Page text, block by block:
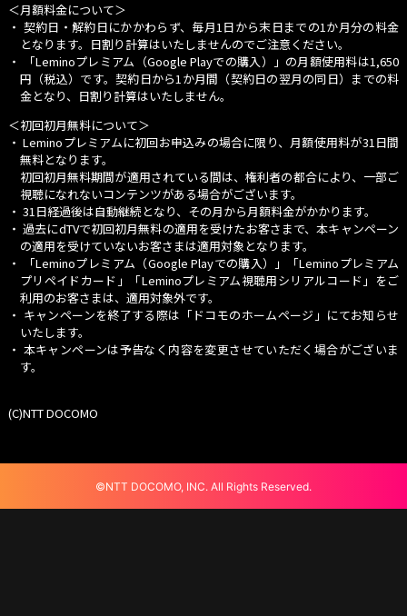
的のために利用するほか、今後の商品開発・サービス向上およびキ
ャンペーン実施の検討の目的で、当該目的に必要な範囲に限り利用
する場合があります。
なお、当社は、応募者の個人情報の流出・漏えいの防止、そのほか
し、法令などに基づく正当な理由がある場合を除き、応募者の同意
なしに目的外での利用および第三者（業務委託先を除く）への提供
はいたしません。
■ その他
本キャンペーンは株式会社NTTドコモが独自に行うもので、米Apple
とは一切関係がありません。
＜月額料金について＞
・ 契約日・解約日にかかわらず、毎月1日から末日までの1か月分の料金
となります。日割り計算はいたしませんのでご注意ください。
・
「Leminoプレミアム（Google Playでの購入）」 の月額使用料は1,650
円（税込）です。契約日から1か月間（契約日の翌月の同日）までの料
金となり、日割り計算はいたしません。
＜初回初月無料について＞
・ Leminoプレミアムに初回お申込みの場合に限り、月額使用料が31日間
無料となります。
初回初月無料期間が適用されている間は、権利者の都合により、一部ご
視聴になれないコンテンツがある場合がございます。
・ 31日経過後は自動継続となり、その月から月額料金がかかります。
・ 過去にdTVで初回初月無料の適用を受けたお客さまで、本キャンペーン
の適用を受けていないお客さまは適用対象となります。
・
「Leminoプレミアム（Google Playでの購入）」
「Leminoプレミアム
プリペイドカード」「Leminoプレミアム視聴用シリアルコード」をご
利用のお客さまは、適用対象外です。
・ キャンペーンを終了する際は「ドコモのホームページ」にてお知らせ
いたします。
・ 本キャンペーンは予告なく内容を変更させていただく場合がございま
す。
(C)NTT DOCOMO
©NTT DOCOMO, INC. All Rights Reserved.